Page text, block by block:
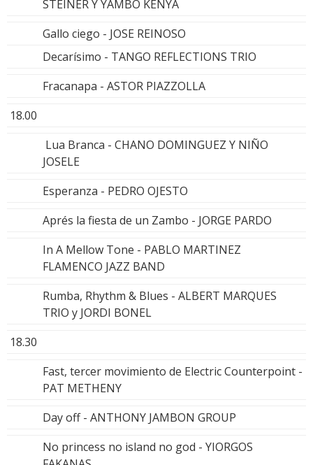
STEINER Y YAMBO KENYA
Gallo ciego - JOSE REINOSO
Decarísimo - TANGO REFLECTIONS TRIO
Fracanapa - ASTOR PIAZZOLLA
18.00
Lua Branca - CHANO DOMINGUEZ Y NIÑO
JOSELE
Esperanza - PEDRO OJESTO
Aprés la fiesta de un Zambo - JORGE PARDO
In A Mellow Tone - PABLO MARTINEZ
FLAMENCO JAZZ BAND
Rumba, Rhythm & Blues - ALBERT MARQUES
TRIO y JORDI BONEL
18.30
Fast, tercer movimiento de Electric Counterpoint -
PAT METHENY
Day off - ANTHONY JAMBON GROUP
No princess no island no god - YIORGOS